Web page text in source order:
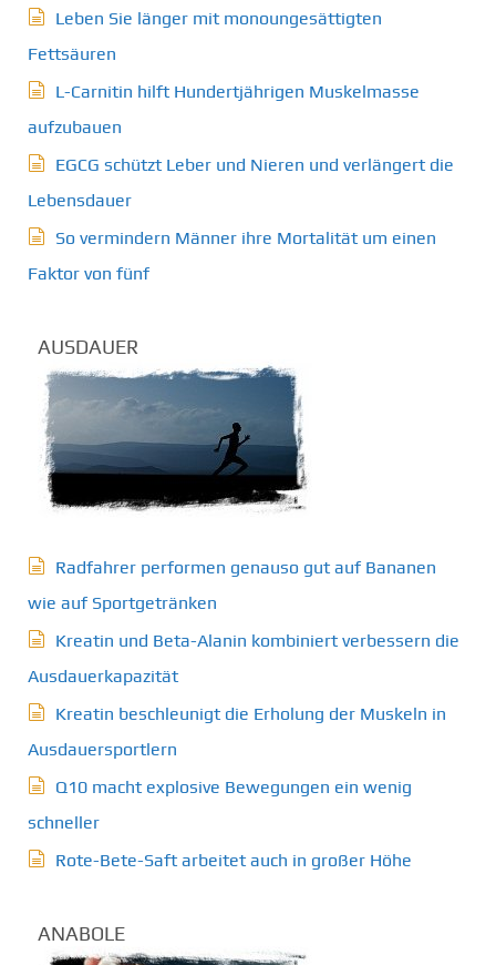
Leben Sie länger mit monoungesättigten
Fettsäuren
L-Carnitin hilft Hundertjährigen Muskelmasse
aufzubauen
EGCG schützt Leber und Nieren und verlängert die
Lebensdauer
So vermindern Männer ihre Mortalität um einen
Faktor von fünf
AUSDAUER
Radfahrer performen genauso gut auf Bananen
wie auf Sportgetränken
Kreatin und Beta-Alanin kombiniert verbessern die
Ausdauerkapazität
Kreatin beschleunigt die Erholung der Muskeln in
Ausdauersportlern
Q10 macht explosive Bewegungen ein wenig
schneller
Rote-Bete-Saft arbeitet auch in großer Höhe
ANABOLE